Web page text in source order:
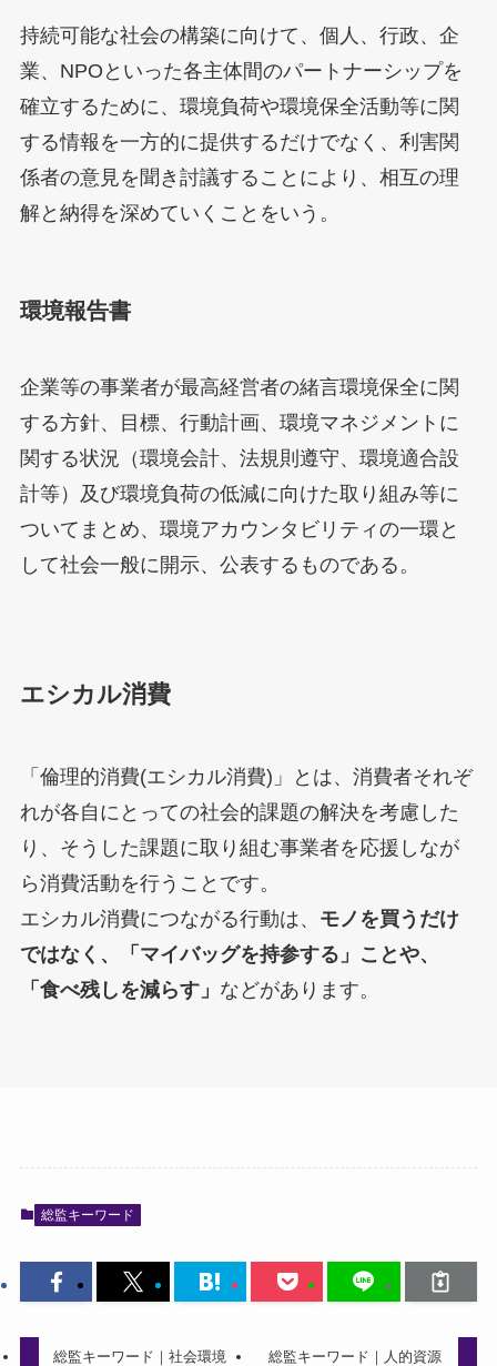
持続可能な社会の構築に向けて、個人、行政、企
業、NPOといった各主体間のパートナーシップを
確立するために、環境負荷や環境保全活動等に関
する情報を一方的に提供するだけでなく、利害関
係者の意見を聞き討議することにより、相互の理
解と納得を深めていくことをいう。
環境報告書
企業等の事業者が最高経営者の緒言環境保全に関
する方針、目標、行動計画、環境マネジメントに
関する状況（環境会計、法規則遵守、環境適合設
計等）及び環境負荷の低減に向けた取り組み等に
ついてまとめ、環境アカウンタビリティの一環と
して社会一般に開示、公表するものである。
エシカル消費
「倫理的消費(エシカル消費)」とは、消費者それぞ
れが各自にとっての社会的課題の解決を考慮した
り、そうした課題に取り組む事業者を応援しなが
ら消費活動を行うことです。
エシカル消費につながる行動は、 モノを買うだけ
ではなく、「マイバッグを持参する」ことや、
「食べ残しを減らす」 などがあります。
総監キーワード
総監キーワード｜社会環境
総監キーワード｜人的資源